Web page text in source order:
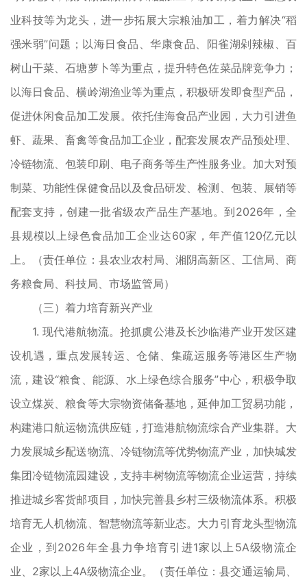
业科技等为龙头，进一步拓展大宗粮油加工，着力解决“稻
强米弱”问题；以海日食品、华康食品、阳雀湖剁辣椒、百
树山干菜、石塘萝卜等为重点，提升特色佐菜品牌竞争力；
以海日食品、横岭湖渔业等为重点，积极研发即食型产品，
促进休闲食品加工发展。依托佳海食品产业园，大力引进鱼
虾、蔬果、畜禽等食品加工企业，配套发展农产品预处理、
冷链物流、包装印刷、电子商务等生产性服务业。加大对预
制菜、功能性保健食品以及食品研发、检测、包装、展销等
配套支持，创建一批省级农产品生产基地。到2026年，全
县规模以上绿色食品加工企业达60家，年产值120亿元以
上。（责任单位：县农业农村局、湘阴高新区、工信局、商
务粮食局、科技局、市场监管局）
（三）着力培育新兴产业
1. 现代港航物流。抢抓虞公港及长沙临港产业开发区建
设机遇，重点发展转运、仓储、集疏运服务等港区生产物
流，建设“粮食、能源、水上绿色综合服务”中心，积极争取
设立煤炭、粮食等大宗物资储备基地，延伸加工贸易功能，
构建港口航运物流供应链，打造港航物流综合产业集群。大
力发展城乡配送物流、冷链物流等优势物流产业，加快城发
集团冷链物流园建设，支持丰树物流等物流企业运营，持续
推进城乡客货邮项目，加快完善县乡村三级物流体系。积极
培育无人机物流、智慧物流等新业态。大力引育龙头型物流
企业，到2026年全县力争培育引进1家以上5A级物流企
业、2家以上4A级物流企业。（责任单位：县交通运输局、